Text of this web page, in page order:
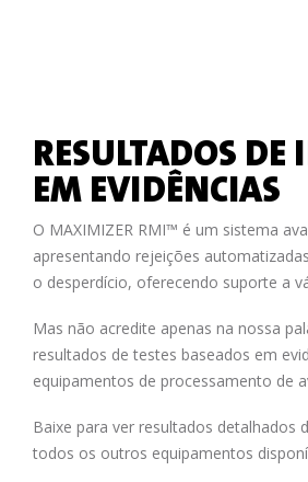
RESULTADOS DE
EM EVIDÊNCIAS
O MAXIMIZER RMI™ é um sistema
apresentando rejeições
o desperdício, oferecendo suporte a
Mas não acredite apenas na nossa
resultados de testes baseados em
equipamentos de processamento de
Baixe para ver resultados detalhados
todos os outros equipamentos